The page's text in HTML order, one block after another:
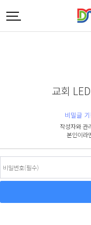
교회
비밀글
작성자와 관
본인이라